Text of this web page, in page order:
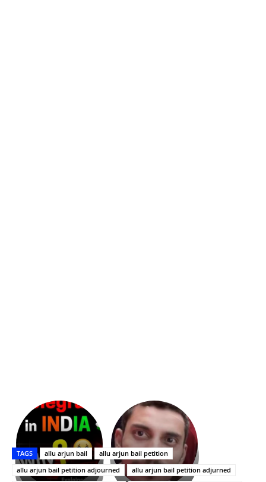
భగవంతుని
ప్రసాదం
తీర్థం..తులసీదళం
లేకుండా
అసంపూర్ణం
కేజీఎఫ్
సినిమాతో
పాన్
ఇండియా
స్టార్
Upasana:
భర్తపై
రివెంజ్
తీర్చుకున్న
TAGS allu arjun bail
allu arjun bail petition
allu arjun bail petition adjourned
allu arjun bail petition adjurned